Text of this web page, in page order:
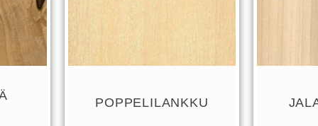
POPPELILANKKU